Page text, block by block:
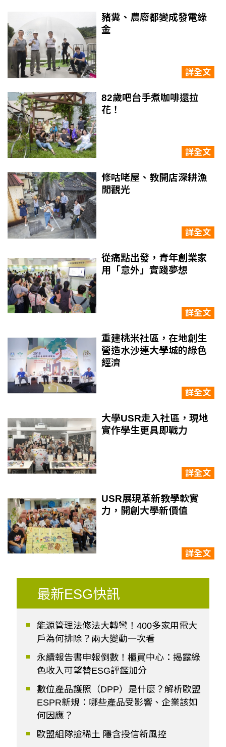
豬糞、農廢都變成發電綠
金
詳全文
82歲吧台手煮咖啡還拉
花！
詳全文
修咕咾屋、教開店深耕漁
閒觀光
詳全文
從痛點出發，青年創業家
用「意外」實踐夢想
詳全文
重建桃米社區，在地創生
營造水沙連大學城的綠色
經濟
詳全文
大學USR走入社區，現地
實作學生更具即戰力
詳全文
USR展現革新教學軟實
力，開創大學新價值
詳全文
最新ESG快訊
能源管理法修法大轉彎！400多家用電大
戶為何排除？兩大變動一次看
永續報告書申報倒數！櫃買中心：揭露綠
色收入可望替ESG評鑑加分
數位產品護照（DPP）是什麼？解析歐盟
ESPR新規：哪些產品受影響、企業該如
何因應？
歐盟組隊搶稀土 隱含授信新風控